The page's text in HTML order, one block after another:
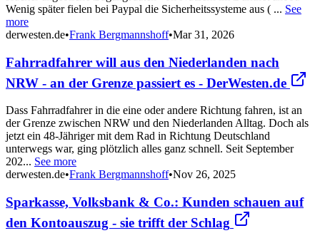
Wenig später fielen bei Paypal die Sicherheitssysteme aus ( ... See
more
derwesten.de•Frank Bergmannshoff•Mar 31, 2026
Fahrradfahrer will aus den Niederlanden nach
NRW - an der Grenze passiert es - DerWesten.de
Dass Fahrradfahrer in die eine oder andere Richtung fahren, ist an
der Grenze zwischen NRW und den Niederlanden Alltag. Doch als
jetzt ein 48-Jähriger mit dem Rad in Richtung Deutschland
unterwegs war, ging plötzlich alles ganz schnell. Seit September
202... See more
derwesten.de•Frank Bergmannshoff•Nov 26, 2025
Sparkasse, Volksbank & Co.: Kunden schauen auf
den Kontoauszug - sie trifft der Schlag